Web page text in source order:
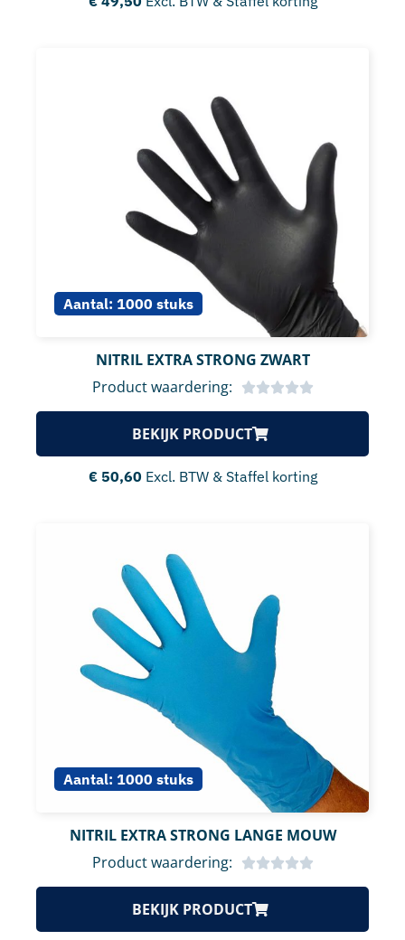
Aantal: 1000 stuks
NITRIL EXTRA STRONG ZWART
Product waardering:
BEKIJK PRODUCT
€50,60 Excl. BTW & Staffel korting
Aantal: 1000 stuks
NITRIL EXTRA STRONG LANGE MOUW
Product waardering:
BEKIJK PRODUCT